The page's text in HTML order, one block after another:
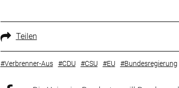
Teilen
#Verbrenner-Aus #CDU #CSU #EU #Bundesregierung